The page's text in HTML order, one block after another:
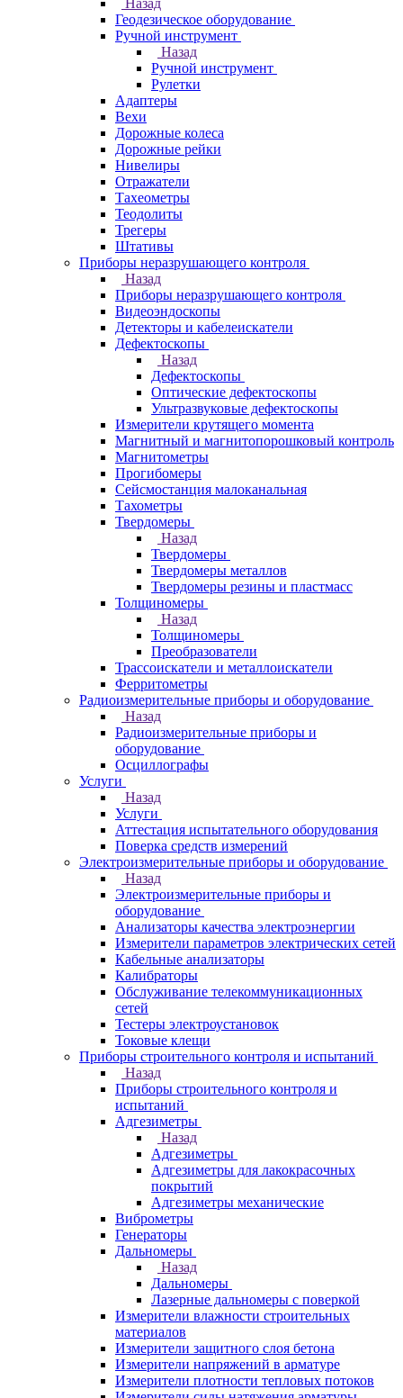
Назад
Геодезическое оборудование
Ручной инструмент
Назад
Ручной инструмент
Рулетки
Адаптеры
Вехи
Дорожные колеса
Дорожные рейки
Нивелиры
Отражатели
Тахеометры
Теодолиты
Трегеры
Штативы
Приборы неразрушающего контроля
Назад
Приборы неразрушающего контроля
Видеоэндоскопы
Детекторы и кабелеискатели
Дефектоскопы
Назад
Дефектоскопы
Оптические дефектоскопы
Ультразвуковые дефектоскопы
Измерители крутящего момента
Магнитный и магнитопорошковый контроль
Магнитометры
Прогибомеры
Сейсмостанция малоканальная
Тахометры
Твердомеры
Назад
Твердомеры
Твердомеры металлов
Твердомеры резины и пластмасс
Толщиномеры
Назад
Толщиномеры
Преобразователи
Трассоискатели и металлоискатели
Ферритометры
Радиоизмерительные приборы и оборудование
Назад
Радиоизмерительные приборы и
оборудование
Осциллографы
Услуги
Назад
Услуги
Аттестация испытательного оборудования
Поверка средств измерений
Электроизмерительные приборы и оборудование
Назад
Электроизмерительные приборы и
оборудование
Анализаторы качества электроэнергии
Измерители параметров электрических сетей
Кабельные анализаторы
Калибраторы
Обслуживание телекоммуникационных
сетей
Тестеры электроустановок
Токовые клещи
Приборы строительного контроля и испытаний
Назад
Приборы строительного контроля и
испытаний
Адгезиметры
Назад
Адгезиметры
Адгезиметры для лакокрасочных
покрытий
Адгезиметры механические
Виброметры
Генераторы
Дальномеры
Назад
Дальномеры
Лазерные дальномеры с поверкой
Измерители влажности строительных
материалов
Измерители защитного слоя бетона
Измерители напряжений в арматуре
Измерители плотности тепловых потоков